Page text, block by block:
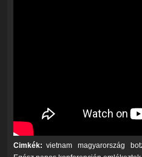
Cimkék: vietnam magyarország